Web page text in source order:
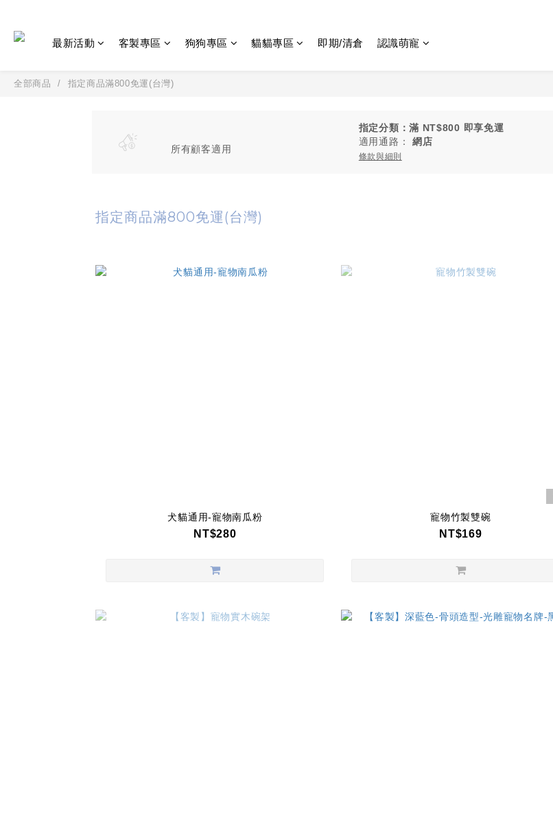
最新活動 客製專區 狗狗專區 貓貓專區 即期/清倉 認識萌寵
全部商品 指定商品滿800免運(台灣)
所有顧客適用
指定分類：滿 NT$800 即享免運
適用通路： 網店
條款與細則
指定商品滿800免運(台灣)
犬貓通用-寵物南瓜粉
NT$280
寵物竹製雙碗
NT$169